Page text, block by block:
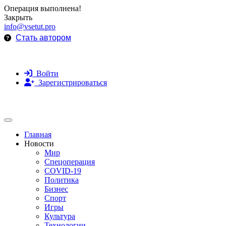
Операция выполнена!
Закрыть
info@vsetut.pro
Стать автором
Войти
Зарегистрироваться
Toggle navigation
Главная
Новости
Мир
Спецоперация
COVID-19
Политика
Бизнес
Спорт
Игры
Культура